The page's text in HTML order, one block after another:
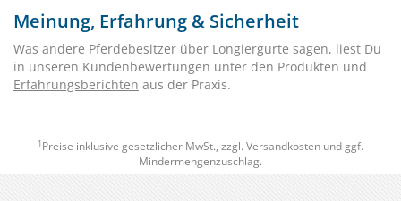
Meinung, Erfahrung & Sicherheit
Was andere Pferdebesitzer über Longiergurte sagen, liest Du
in unseren Kundenbewertungen unter den Produkten und
Erfahrungsberichten aus der Praxis.
1 Preise inklusive gesetzlicher MwSt., zzgl. Versandkosten und ggf.
Mindermengenzuschlag.